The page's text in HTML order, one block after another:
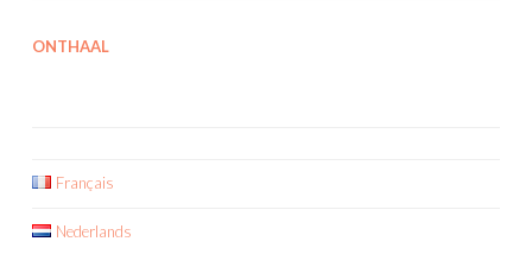
ONTHAAL
Français
Nederlands